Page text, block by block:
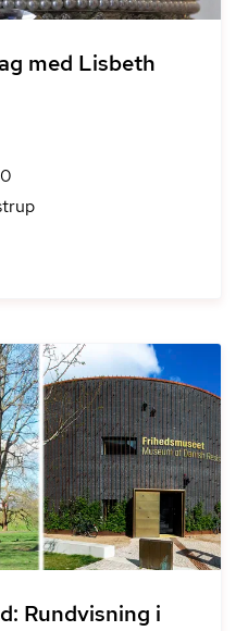
med Lisbeth
Rundvisning i